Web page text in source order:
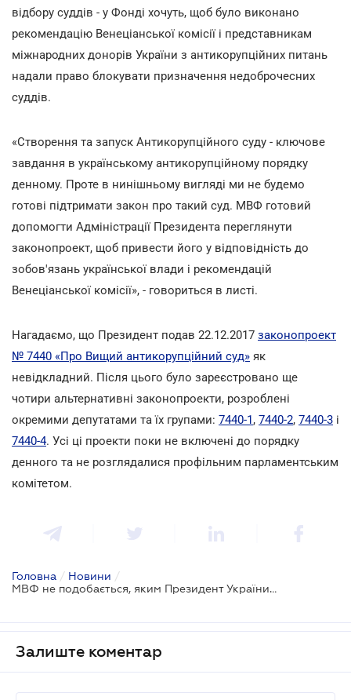
відбору суддів - у Фонді хочуть, щоб було виконано
рекомендацію Венеціанської комісії і представникам
міжнародних донорів України з антикорупційних питань
надали право блокувати призначення недоброчесних
суддів.
«Створення та запуск Антикорупційного суду - ключове
завдання в українському антикорупційному порядку
денному. Проте в нинішньому вигляді ми не будемо
готові підтримати закон про такий суд. МВФ готовий
допомогти Адміністрації Президента переглянути
законопроект, щоб привести його у відповідність до
зобов'язань української влади і рекомендацій
Венеціанської комісії», - говориться в листі.
Нагадаємо, що Президент подав 22.12.2017 законопроект
№ 7440 «Про Вищий антикорупційний суд» як
невідкладний. Після цього було зареєстровано ще
чотири альтернативні законопроекти, розроблені
окремими депутатами та їх групами: 7440-1, 7440-2, 7440-3 і
7440-4. Усі ці проекти поки не включені до порядку
денного та не розглядалися профільним парламентським
комітетом.
Головна / Новини /
МВФ не подобається, яким Президент України бачить Антикорупційний суд
Залиште коментар